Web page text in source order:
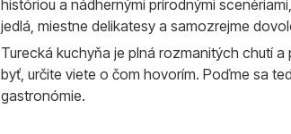
históriou a nádhernými prírodnými
jedlá, miestne delikatesy a samozrejme
Turecká kuchyňa je plná rozmanitých chutí
byť, určite viete o čom hovorím. Poďme sa
gastronómie.